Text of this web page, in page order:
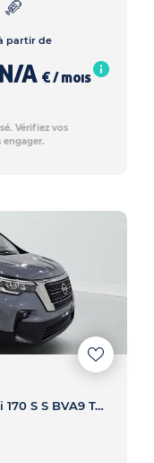
partir de
N/A € / mois
Vérifiez vos
engager.
Primastar Combi L2H1 3.0t 2.0 dCi 170 S S BVA9 Tekna - PRIMASTAR COMBI Primastar Combi L2H1 3.0t 2.0 dCi 170 S S BVA9 Tekna